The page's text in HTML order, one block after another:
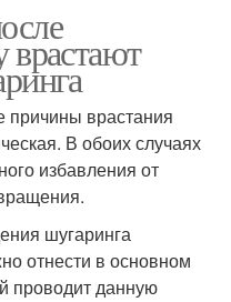
врастания
В обоих случаях
избавления от
шугаринга
отнести в основном
проводит данную